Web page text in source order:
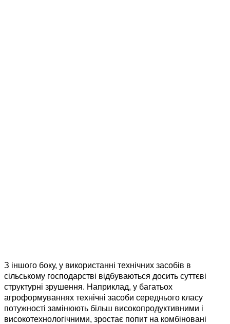
З іншого боку, у використанні технічних засобів в
сільському господарстві відбуваються досить суттєві
структурні зрушення. Наприклад, у багатьох
агроформуваннях технічні засоби середнього класу
потужності замінюють більш високопродуктивними і
високотехнологічними, зростає попит на комбіновані